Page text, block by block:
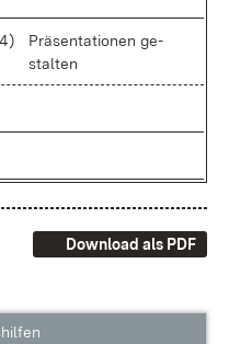
Prä­sen­ta­tio­nen ge­
stal­ten
Download als PDF